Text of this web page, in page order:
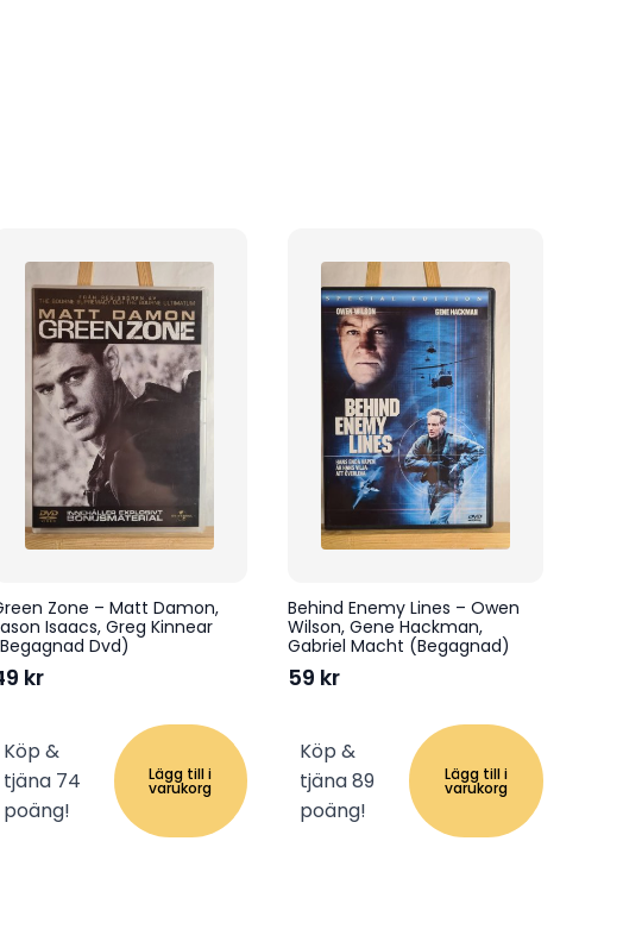
Zone – Matt Damon,
Isaacs, Greg Kinnear
Dvd)
kr
Köp &
tjäna 74
poäng!
Lägg till i
varukorg
Behind Enemy Lines – Owen
Wilson, Gene Hackman,
Gabriel Macht (Begagnad)
59 kr
Köp &
tjäna 89
poäng!
Lägg till i
varukorg